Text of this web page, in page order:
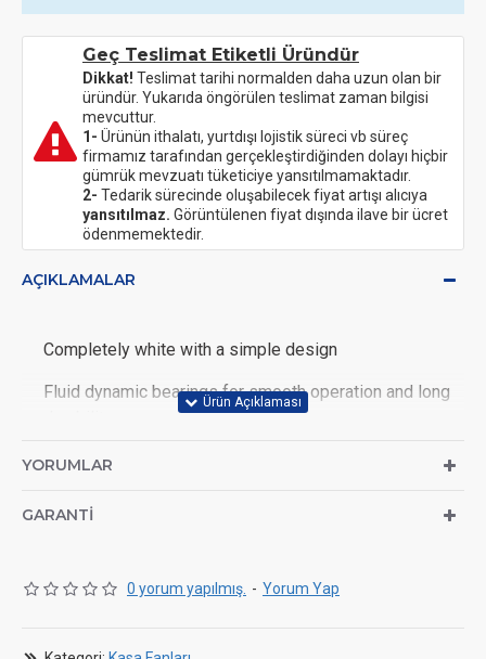
Geç Teslimat Etiketli Üründür
Dikkat! Teslimat tarihi normalden daha uzun olan bir
üründür. Yukarıda öngörülen teslimat zaman bilgisi
mevcuttur.
1- Ürünün ithalatı, yurtdışı lojistik süreci vb süreç
firmamız tarafından gerçekleştirdiğinden dolayı hiçbir
gümrük mevzuatı tüketiciye yansıtılmamaktadır.
2- Tedarik sürecinde oluşabilecek fiyat artışı alıcıya
yansıtılmaz. Görüntülenen fiyat dışında ilave bir ücret
ödenmemektedir.
AÇIKLAMALAR
Completely white with a simple design
Fluid dynamic bearings for smooth operation and long
Wide speed range for silent and performance operation
Integrated anti-vibration pads to reduce noise levels
YORUMLAR
GARANTI
0 yorum yapılmış. - Yorum Yap